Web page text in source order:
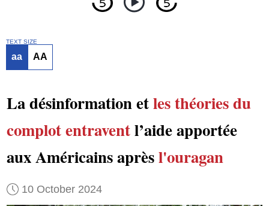
TEXT SIZE
aa AA
La désinformation etles théories du
complotentraventl’aide apportée
aux Américains aprèsl'ouragan
10 October 2024